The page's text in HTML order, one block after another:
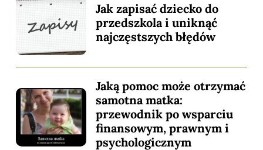
Jak zapisać dziecko do
przedszkola i uniknąć
najczęstszych błędów
Jaką pomoc może otrzymać
samotna matka:
przewodnik po wsparciu
finansowym, prawnym i
psychologicznym